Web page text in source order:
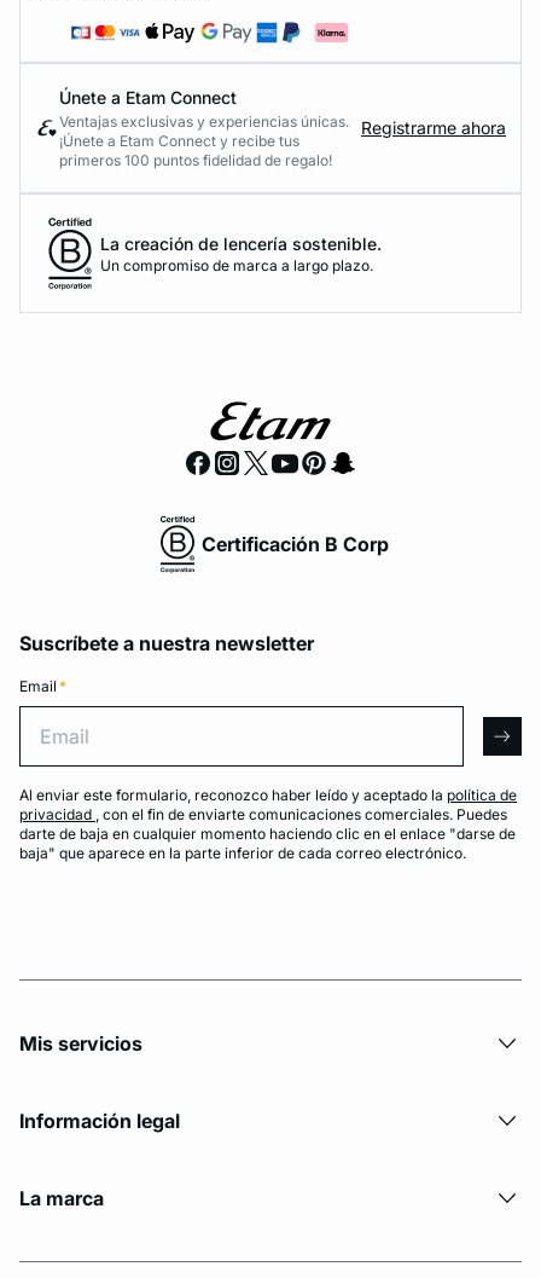
Únete a Etam Connect
Ventajas exclusivas y experiencias únicas.
¡Únete a Etam Connect y recibe tus
primeros 100 puntos fidelidad de regalo!
Registrarme ahora
La creación de lencería sostenible.
Un compromiso de marca a largo plazo.
Certificación B Corp
Suscríbete a nuestra newsletter
Email *
Al enviar este formulario, reconozco haber leído y aceptado la política de
privacidad , con el fin de enviarte comunicaciones comerciales. Puedes
darte de baja en cualquier momento haciendo clic en el enlace "darse de
baja" que aparece en la parte inferior de cada correo electrónico.
Mis servicios
Información legal
La marca